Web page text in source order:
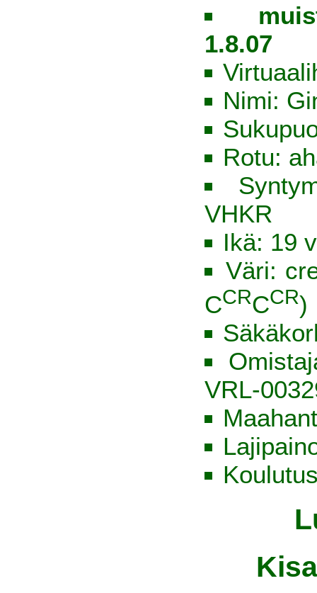
1.8.07
Nimi:
Rotu:
VHKR
Ikä: 19
Väri:
CCRCCR)
VRL-